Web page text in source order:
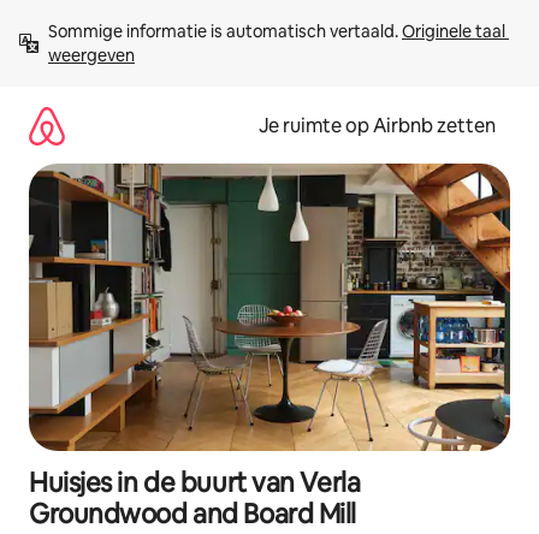
direct
naar
Sommige informatie is automatisch vertaald. Originele taal
weergeven
Je ruimte op Airbnb zetten
Huisjes in de buurt van Verla
Groundwood and Board Mill